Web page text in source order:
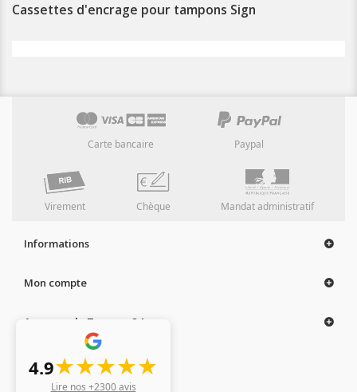
4.9★★★★★
Lire nos +2300 avis
Cassettes d'encrage pour tampons Sign
Carte bancaire Paypal
Virement Chèque Mandat administratif
Informations
Mon compte
A propos de Tampon 24